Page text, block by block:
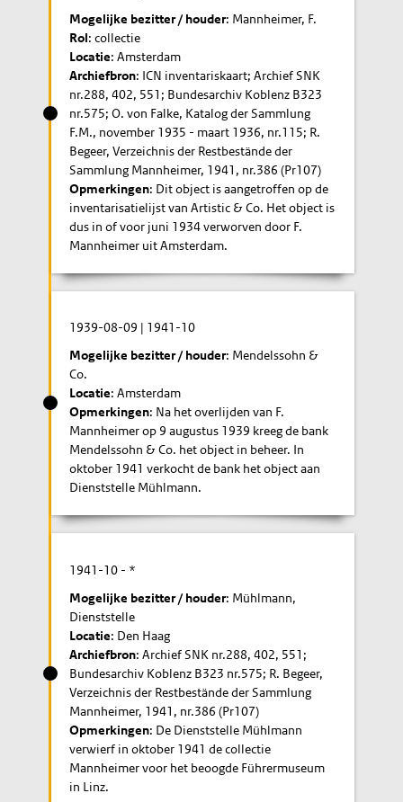
Mogelijke bezitter / houder: Mannheimer, F.
Rol: collectie
Locatie: Amsterdam
Archiefbron: ICN inventariskaart; Archief SNK
nr.288, 402, 551; Bundesarchiv Koblenz B323
nr.575; O. von Falke, Katalog der Sammlung
F.M., november 1935 - maart 1936, nr.115; R.
Begeer, Verzeichnis der Restbestände der
Sammlung Mannheimer, 1941, nr.386 (Pr107)
Opmerkingen: Dit object is aangetroffen op de
inventarisatielijst van Artistic & Co. Het object is
dus in of voor juni 1934 verworven door F.
Mannheimer uit Amsterdam.
1939-08-09 | 1941-10
Mogelijke bezitter / houder: Mendelssohn &
Co.
Locatie: Amsterdam
Opmerkingen: Na het overlijden van F.
Mannheimer op 9 augustus 1939 kreeg de bank
Mendelssohn & Co. het object in beheer. In
oktober 1941 verkocht de bank het object aan
Dienststelle Mühlmann.
1941-10 - *
Mogelijke bezitter / houder: Mühlmann,
Dienststelle
Locatie: Den Haag
Archiefbron: Archief SNK nr.288, 402, 551;
Bundesarchiv Koblenz B323 nr.575; R. Begeer,
Verzeichnis der Restbestände der Sammlung
Mannheimer, 1941, nr.386 (Pr107)
Opmerkingen: De Dienststelle Mühlmann
verwierf in oktober 1941 de collectie
Mannheimer voor het beoogde Führermuseum
in Linz.